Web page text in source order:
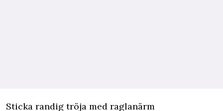
Sticka randig tröja med raglanärm